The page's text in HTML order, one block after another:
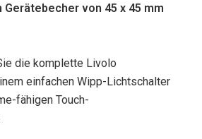
Gerätebecher von 45 x 45 mm
die komplette Livolo
einfachen Wipp-Lichtschalter
fähigen Touch-